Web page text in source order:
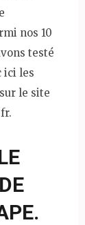
nos 10
testé
ici les
le site